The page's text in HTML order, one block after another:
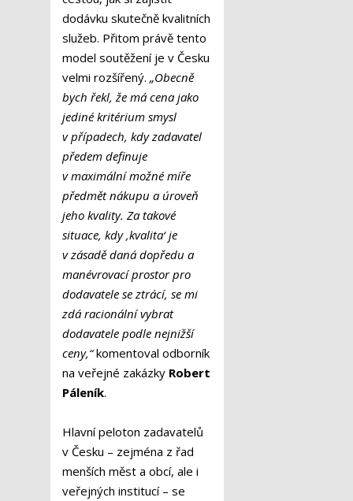
dodávku skutečně kvalitních
služeb. Přitom právě tento
model soutěžení je v Česku
velmi rozšířený. „Obecně
bych řekl, že má cena jako
jediné kritérium smysl
v případech, kdy zadavatel
předem definuje
v maximální možné míře
předmět nákupu a úroveň
jeho kvality. Za takové
situace, kdy ‚kvalita‘ je
v zásadě daná dopředu a
manévrovací prostor pro
dodavatele se ztrácí, se mi
zdá racionální vybrat
dodavatele podle nejnižší
ceny,“komentoval odborník
na veřejné zakázky Robert
Páleník.
Hlavní peloton zadavatelů
v Česku – zejména z řad
menších měst a obcí, ale i
veřejných institucí – se